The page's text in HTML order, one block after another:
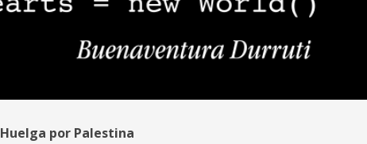
Huelga por Palestina